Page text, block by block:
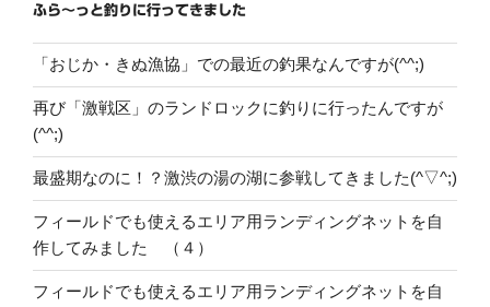
ふら～っと釣りに行ってきました
「おじか・きぬ漁協」での最近の釣果なんですが(^^;)
再び「激戦区」のランドロックに釣りに行ったんですが
(^^;)
最盛期なのに！？激渋の湯の湖に参戦してきました(^▽^;)
フィールドでも使えるエリア用ランディングネットを自
作してみました （４）
フィールドでも使えるエリア用ランディングネットを自